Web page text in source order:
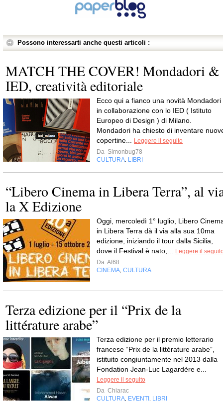
Possono interessarti anche questi articoli :
MATCH THE COVER! Mondadori &
IED, creatività editoriale
Ecco qui a fianco una novità Mondadori
in collaborazione con lo IED ( Istituto
Europeo di Design ) di Milano.
Mondadori ha chiesto di inventare
copertine... Leggere il seguito
Da Simonbug78
CULTURA, LIBRI
“Libero Cinema in Libera Terra”, al
la X Edizione
Oggi, mercoledì 1° luglio, Libero
in Libera Terra dà il via alla sua 10ma
edizione, iniziando il tour dalla Sicilia,
dove il Festival è nato,... Leggere il
Da Af68
CINEMA, CULTURA
Terza edizione per il “Prix de la
littérature arabe”
Terza edizione per il premio letterario
francese “Prix de la littérature arabe”,
istituito congiuntamente nel 2013 dalla
Fondation Jean-Luc Lagardère e...
Leggere il seguito
Da Chiarac
CULTURA, EVENTI , LIBRI